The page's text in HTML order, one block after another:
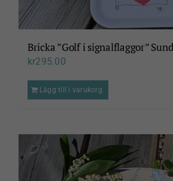
Bricka ”Golf i signalflaggor”
kr295.00
Lägg till i varukorg